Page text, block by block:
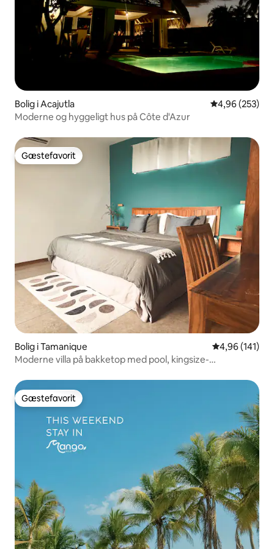
Bolig i Acajutla 4,96 ud af 5 i
4,96 (253)
Moderne og hyggeligt hus på Côte d'Azur
Gæstefavorit
Gæstefavorit
Bolig i Tamanique 4,96 ud af 5 i
4,96 (141)
Moderne villa på bakketop med pool, kingsize-
Gæstefavorit
Gæstefavorit